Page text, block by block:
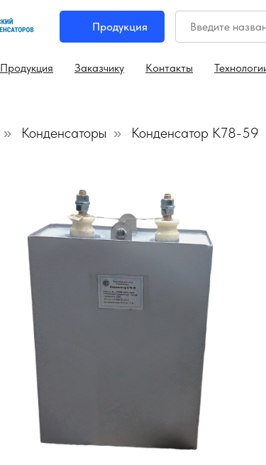
Продукция
Продукция Заказчику Контакты
» Конденсаторы » Конденсатор К78-59